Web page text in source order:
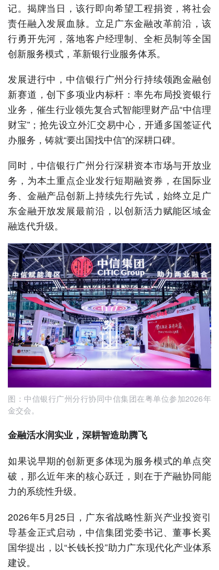
记。揭牌当日，该行即向希望工程捐资，将社会
责任融入发展血脉。立足广东金融改革前沿，该
行勇开先河，落地客户经理制、全柜员制等全国
创新服务模式，革新银行业服务体系。
发展进行中，中信银行广州分行持续领跑金融创
新赛道，创下多项业内标杆：率先布局投资银行
业务，催生行业领先复合式智能理财产品“中信理
财宝”；抢先设立外汇交易中心，开通多国签证代
办服务，铸就“要出国找中信”的深耕口碑。
同时，中信银行广州分行深耕资本市场与开放业
务，为本土重点企业发行短期融资券，在国际业
务、金融产品创新上持续先行先试，始终立足广
东金融开放发展最前沿，以创新活力赋能区域金
融迭代升级。
图：中信银行广州分行协同中信集团在粤单位参加2026年
金交会。
金融活水润实业，深耕智造助腾飞
如果说早期的创新更多体现为服务模式的单点突
破，那么近年来的核心跃迁，则在于产融协同能
力的系统性升级。
2026年5月25日，广东省战略性新兴产业投资引
导基金正式启动，中信集团党委书记、董事长奚
国华提出，以“长钱长投”助力广东现代化产业体系
建设。